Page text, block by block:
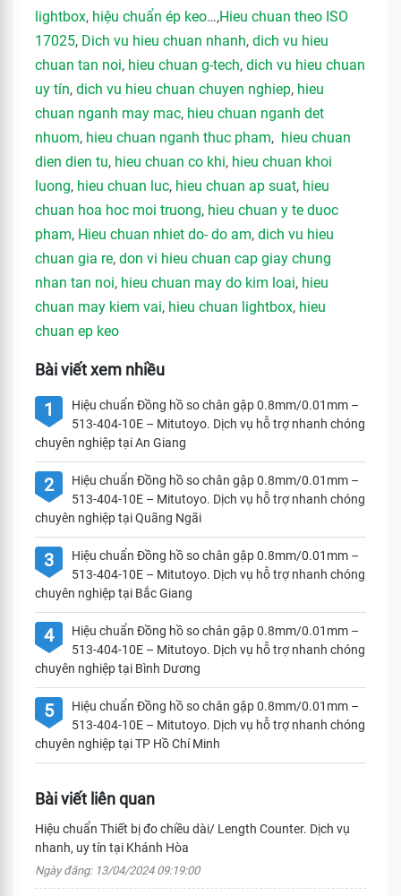
lightbox, hiệu chuẩn ép keo…,Hieu chuan theo ISO
17025, Dich vu hieu chuan nhanh, dich vu hieu
chuan tan noi, hieu chuan g-tech, dich vu hieu chuan
uy tín, dich vu hieu chuan chuyen nghiep, hieu
chuan nganh may mac, hieu chuan nganh det
nhuom, hieu chuan nganh thuc pham, hieu chuan
dien dien tu, hieu chuan co khi, hieu chuan khoi
luong, hieu chuan luc, hieu chuan ap suat, hieu
chuan hoa hoc moi truong, hieu chuan y te duoc
pham, Hieu chuan nhiet do- do am, dich vu hieu
chuan gia re, don vi hieu chuan cap giay chung
nhan tan noi, hieu chuan may do kim loai, hieu
chuan may kiem vai, hieu chuan lightbox, hieu
chuan ep keo
Bài viết xem nhiều
1
Hiệu chuẩn Đồng hồ so chân gập 0.8mm/0.01mm –
513-404-10E – Mitutoyo. Dịch vụ hỗ trợ nhanh chóng
chuyên nghiệp tại An Giang
2
Hiệu chuẩn Đồng hồ so chân gập 0.8mm/0.01mm –
513-404-10E – Mitutoyo. Dịch vụ hỗ trợ nhanh chóng
chuyên nghiệp tại Quãng Ngãi
3
Hiệu chuẩn Đồng hồ so chân gập 0.8mm/0.01mm –
513-404-10E – Mitutoyo. Dịch vụ hỗ trợ nhanh chóng
chuyên nghiệp tại Bắc Giang
4
Hiệu chuẩn Đồng hồ so chân gập 0.8mm/0.01mm –
513-404-10E – Mitutoyo. Dịch vụ hỗ trợ nhanh chóng
chuyên nghiệp tại Bình Dương
5
Hiệu chuẩn Đồng hồ so chân gập 0.8mm/0.01mm –
513-404-10E – Mitutoyo. Dịch vụ hỗ trợ nhanh chóng
chuyên nghiệp tại TP Hồ Chí Minh
Bài viết liên quan
Hiệu chuẩn Thiết bị đo chiều dài/ Length Counter. Dịch vụ
nhanh, uy tín tại Khánh Hòa
Ngày đăng: 13/04/2024 09:19:00